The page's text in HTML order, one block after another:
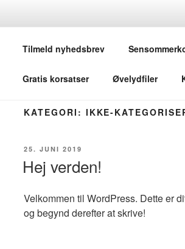
KORSANG
Tilmeld nyhedsbrev
Gratis korsatser Øvelydfiler
KATEGORI: IKKE-
UDGIVET
25. JUNI 2019
Hej verden!
Velkommen til WordPress. Dette er
og begynd derefter at skrive!